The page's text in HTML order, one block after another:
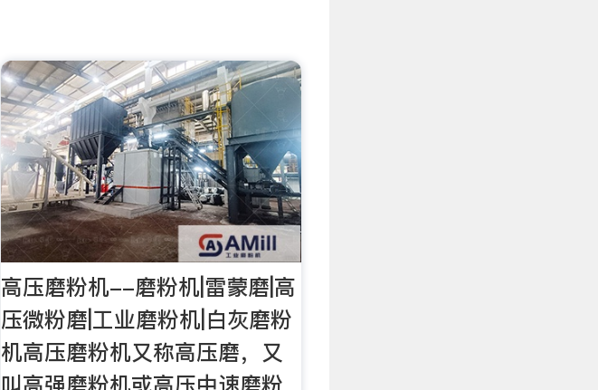
高压磨粉机--磨粉机|雷蒙磨|高
压微粉磨|工业磨粉机|白灰磨粉
机高压磨粉机又称高压磨，又